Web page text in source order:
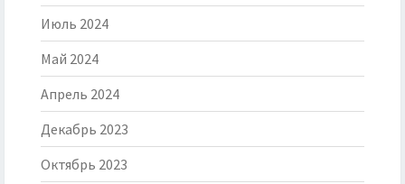
Июль 2024
Май 2024
Апрель 2024
Декабрь 2023
Октябрь 2023